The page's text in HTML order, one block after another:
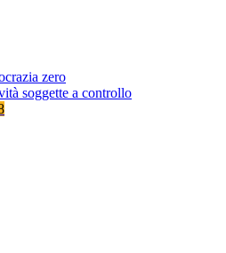
zero
soggette a controllo